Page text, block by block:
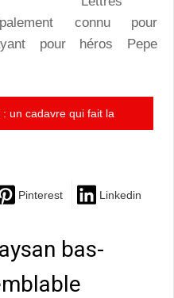
connu pour
pour héros Pepe
un cadavre qui fait la
Pinterest Linkedin
bas-